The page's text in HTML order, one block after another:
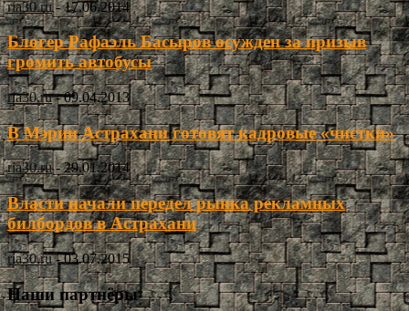
ria30.ru - 17.06.2014
Блогер Рафаэль Басыров осужден за призыв
громить автобусы
ria30.ru - 09.04.2013
В Мэрии Астрахани готовят кадровые «чистки»
ria30.ru - 29.01.2014
Власти начали передел рынка рекламных
билбордов в Астрахани
ria30.ru - 03.07.2015
Наши партнёры